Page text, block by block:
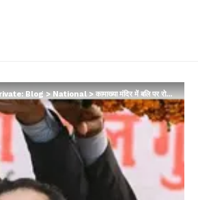
Blog>National>कामाख्या मंदिर में बलि पर रोक लगा सकते हैं? नमाज ब्रेक पर भड़की JDU, लोजपा ने भी की आलोचना…